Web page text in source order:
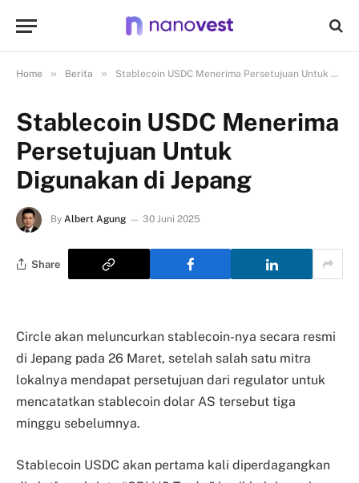
Home » Berita » Stablecoin USDC Menerima Persetujuan Untuk Digunakan di Jepang
Stablecoin USDC Menerima
Persetujuan Untuk
Digunakan di Jepang
By Albert Agung 30 Juni 2025
Share
Circle akan meluncurkan stablecoin-nya secara resmi
di Jepang pada 26 Maret, setelah salah satu mitra
lokalnya mendapat persetujuan dari regulator untuk
mencatatkan stablecoin dolar AS tersebut tiga
minggu sebelumnya.
Stablecoin USDC akan pertama kali diperdagangkan